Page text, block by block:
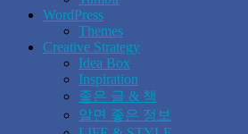
WordPress
Themes
Creative Strategy
Idea Box
Inspiration
좋은 글 & 책
알면 좋은 정보